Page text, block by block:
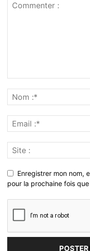
Enregistrer mon nom,
pour la prochaine fois